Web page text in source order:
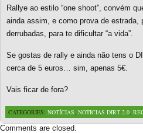
Rallye ao estilo “one shoot”, convém
ainda assim, e como prova de estrada,
derrubadas, para te dificultar “a vida”.
Se gostas de rally e ainda não tens o
cerca de 5 euros… sim, apenas 5€.
Vais ficar de fora?
CATEGORIES: NOTÍCIAS, NOTICIAS DIRT 2.0,
Comments are closed.